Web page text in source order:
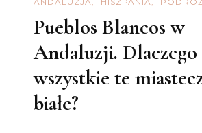
Pueblos Blancos w
Andaluzji. Dlaczego
wszystkie te
białe?